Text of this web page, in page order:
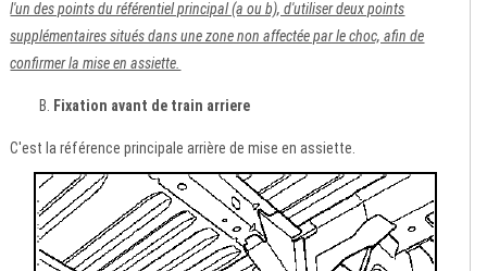
l'un des points du référentiel principal (a ou b), d'utiliser deux points
supplémentaires situés dans une zone non affectée par le choc, afin de
confirmer la mise en assiette.
Fixation avant de train arriere
C'est la référence principale arrière de mise en assiette.